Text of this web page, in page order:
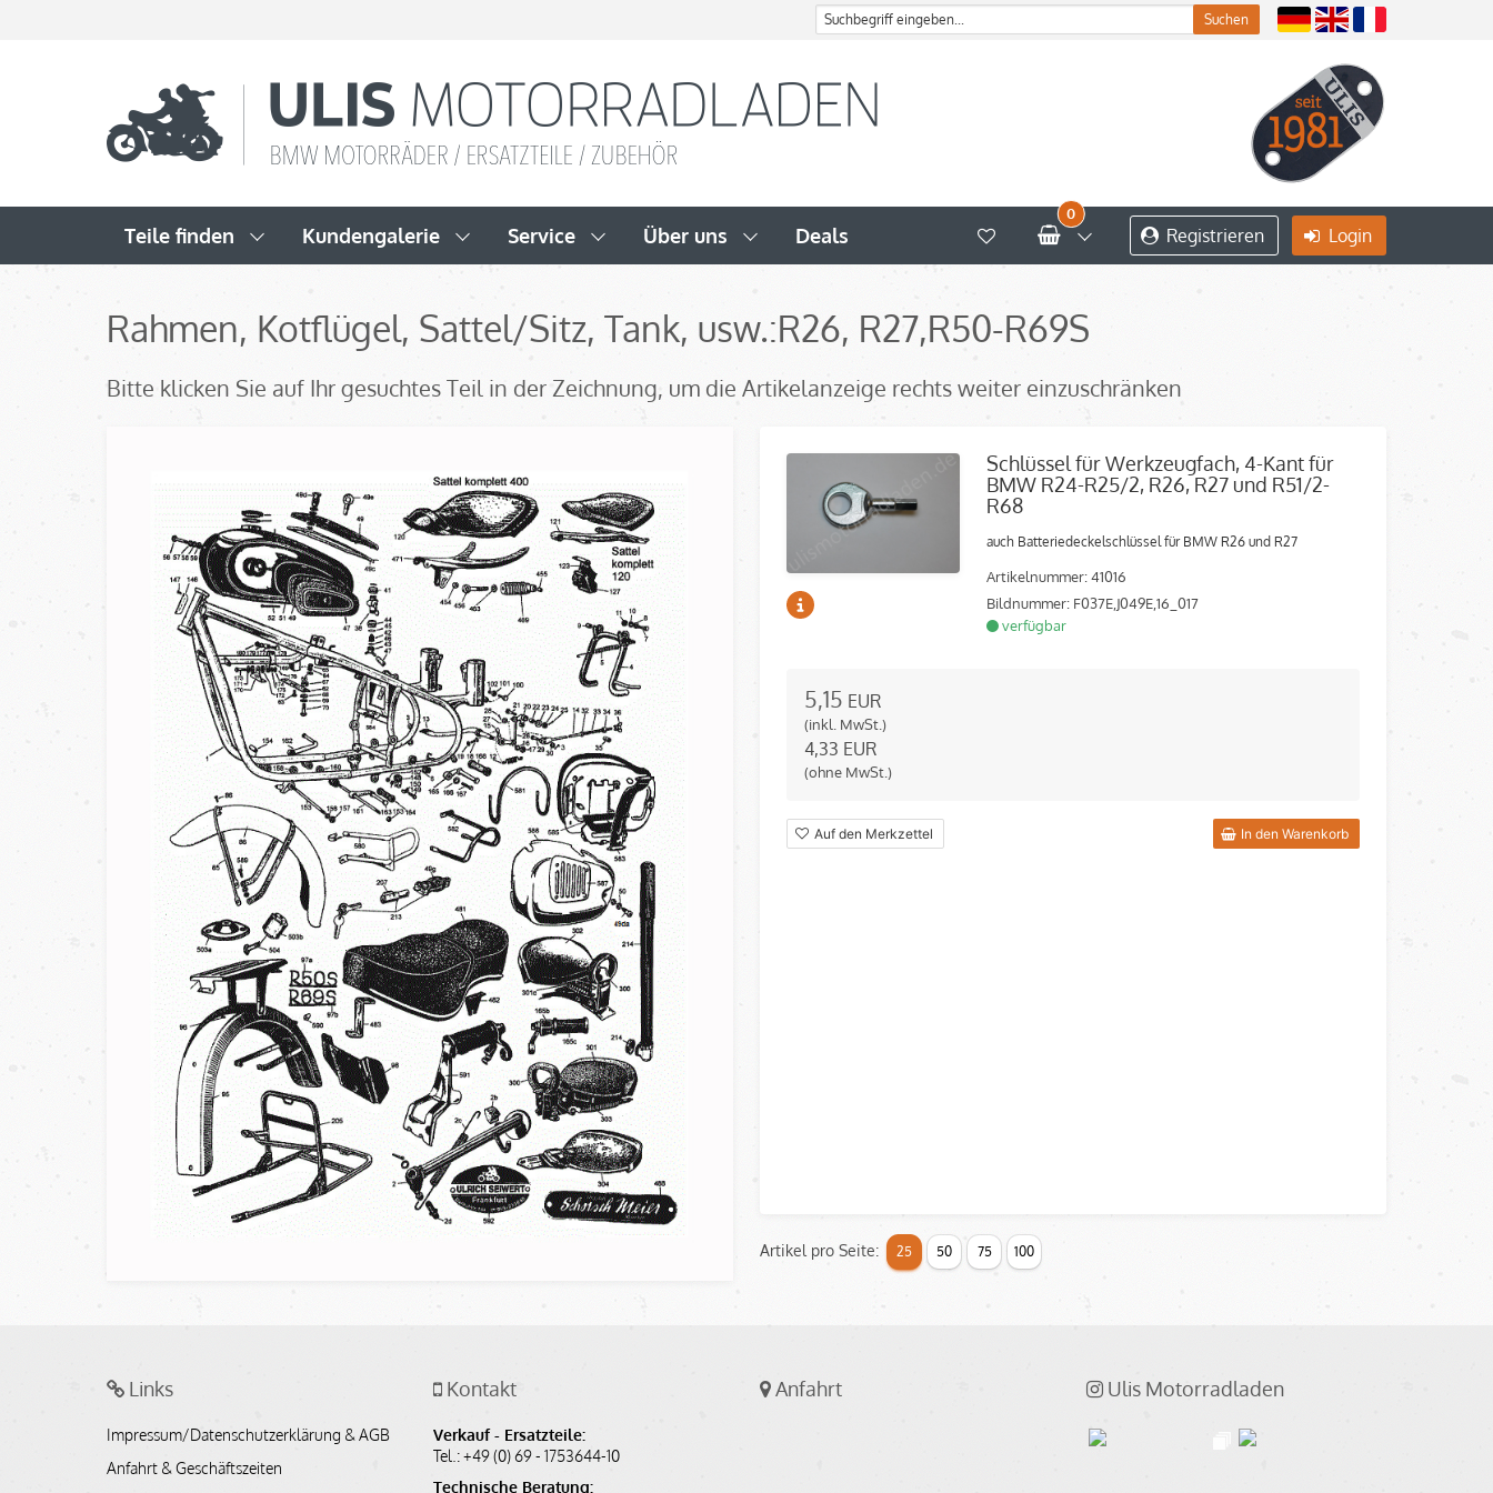
Teile finden Kundengalerie Service Über uns Deals
0
Registrieren Login
Rahmen, Kotflügel, Sattel/Sitz, Tank, usw.:R26, R27,R50-R69S
Bitte klicken Sie auf Ihr gesuchtes Teil in der Zeichnung, um die Artikelanzeige rechts weiter einzuschränken
Schlüssel für Werkzeugfach, 4-Kant für
BMW R24-R25/2, R26, R27 und R51/2-
R68
auch Batteriedeckelschlüssel für BMW R26 und R27
Artikelnummer: 41016
Bildnummer: F037E,J049E,16_017
verfügbar
5,15 EUR
(inkl. MwSt.)
4,33 EUR
(ohne MwSt.)
Auf den Merkzettel In den Warenkorb
Artikel pro Seite: 25 50 75 100
Links
Impressum/Datenschutzerklärung & AGB
Anfahrt & Geschäftszeiten
Kontakt
Verkauf - Ersatzteile:
Tel.: +49 (0) 69 - 1753644-10
Technische Beratung:
Anfahrt Ulis Motorradladen